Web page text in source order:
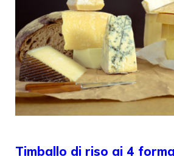
Timballo di riso ai 4